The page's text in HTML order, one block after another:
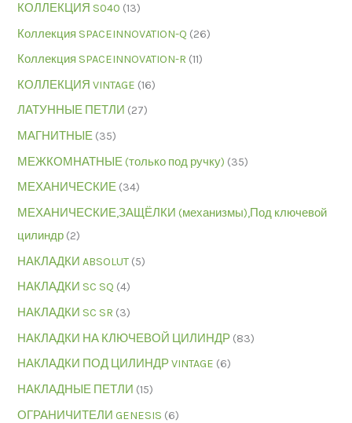
КОЛЛЕКЦИЯ S040 (13)
Коллекция SPACEINNOVATION-Q (26)
Коллекция SPACEINNOVATION-R (11)
КОЛЛЕКЦИЯ VINTAGE (16)
ЛАТУННЫЕ ПЕТЛИ (27)
МАГНИТНЫЕ (35)
МЕЖКОМНАТНЫЕ (только под ручку) (35)
МЕХАНИЧЕСКИЕ (34)
МЕХАНИЧЕСКИЕ,ЗАЩЁЛКИ (механизмы),Под ключевой
цилиндр (2)
НАКЛАДКИ ABSOLUT (5)
НАКЛАДКИ SC SQ (4)
НАКЛАДКИ SC SR (3)
НАКЛАДКИ НА КЛЮЧЕВОЙ ЦИЛИНДР (83)
НАКЛАДКИ ПОД ЦИЛИНДР VINTAGE (6)
НАКЛАДНЫЕ ПЕТЛИ (15)
ОГРАНИЧИТЕЛИ GENESIS (6)